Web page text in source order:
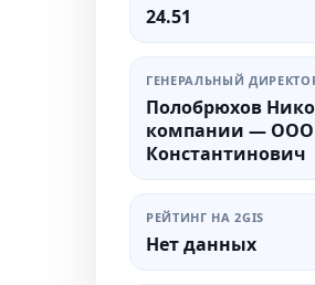
24.51
ГЕНЕРАЛЬНЫЙ
Полобрюхов
компании — ООО
Константинович
РЕЙТИНГ НА 2GIS
Нет данных